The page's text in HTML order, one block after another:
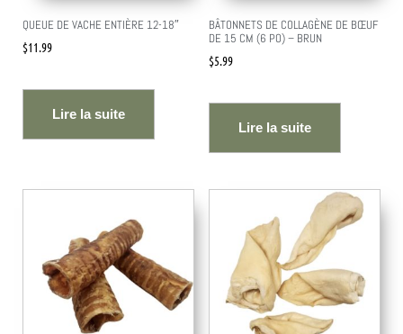
QUEUE DE VACHE ENTIÈRE 12-18″
$11.99
Lire la suite
BÂTONNETS DE COLLAGÈNE DE BŒUF
DE 15 CM (6 PO) – BRUN
$5.99
Lire la suite